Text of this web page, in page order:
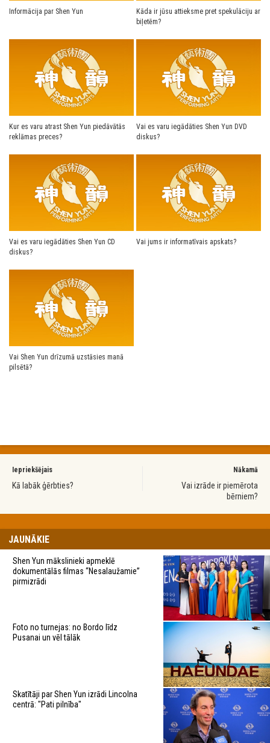
Informācija par Shen Yun
Kāda ir jūsu attieksme pret spekulāciju ar
biļetēm?
Kur es varu atrast Shen Yun piedāvātās
reklāmas preces?
Vai es varu iegādāties Shen Yun DVD
diskus?
Vai es varu iegādāties Shen Yun CD
diskus?
Vai jums ir informatīvais apskats?
Vai Shen Yun drīzumā uzstāsies manā
pilsētā?
Iepriekšējais
Kā labāk ģērbties?
Nākamā
Vai izrāde ir piemērota
bērniem?
JAUNĀKIE
Shen Yun mākslinieki apmeklē
dokumentālās filmas “Nesalaužamie”
pirmizrādi
Foto no turnejas: no Bordo līdz
Pusanai un vēl tālāk
Skatītāji par Shen Yun izrādi Lincolna
centrā: "Pati pilnība"